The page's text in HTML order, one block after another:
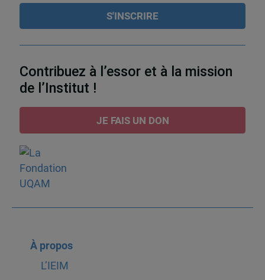
Contribuez à l’essor et à la mission
de l’Institut !
JE FAIS UN DON
À propos
L’IEIM